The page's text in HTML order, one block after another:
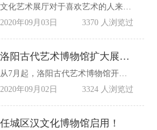
2020年09月03日
3370 人浏览过
洛阳古代艺术博物馆扩大展厅面积
2020年09月02日
3324 人浏览过
任城区汉文化博物馆启用！